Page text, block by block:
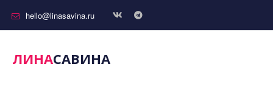
hello@linasavina.ru
ЛИНАСАВИНА